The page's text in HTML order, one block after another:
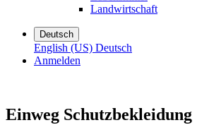
Landwirtschaft
Deutsch
English (US) Deutsch
Anmelden
Einweg Schutzbekleidung